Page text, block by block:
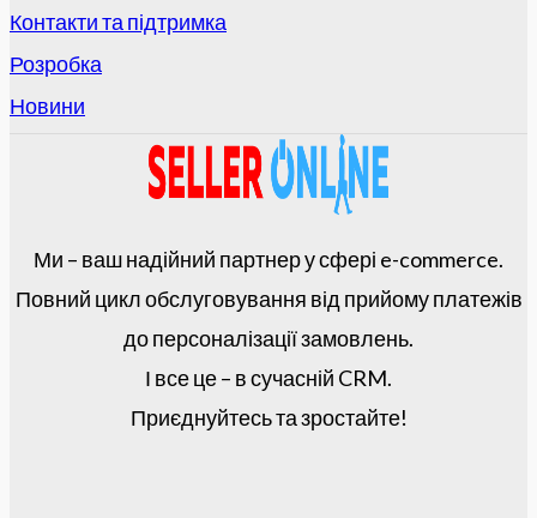
Контакти та підтримка
Розробка
Новини
Ми – ваш надійний партнер у сфері e-commerce.
Повний цикл обслуговування від прийому платежів
до персоналізації замовлень.
І все це – в сучасній CRM.
Приєднуйтесь та зростайте!